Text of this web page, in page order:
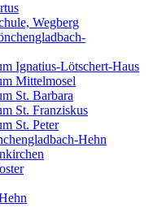
Wegberg
Ignatius-Lötschert-Haus
Mittelmosel
St. Barbara
St. Franziskus
St. Peter
Hehn